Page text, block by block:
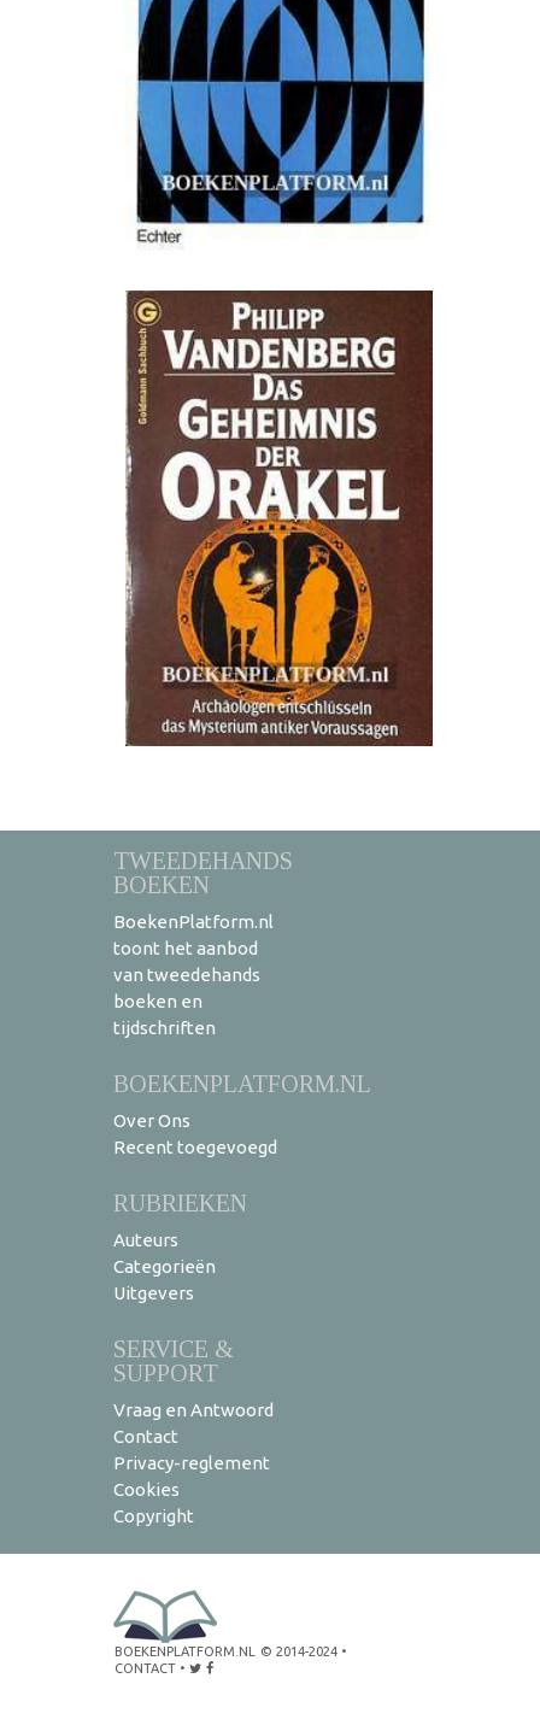
TWEEDEHANDS
BOEKEN
BoekenPlatform.nl
toont het aanbod
van tweedehands
boeken en
tijdschriften
BOEKENPLATFORM.NL
Over Ons
Recent toegevoegd
RUBRIEKEN
Auteurs
Categorieën
Uitgevers
SERVICE &
SUPPORT
Vraag en Antwoord
Contact
Privacy-reglement
Cookies
Copyright
BOEKENPLATFORM.NL © 2014-2024 •
CONTACT •